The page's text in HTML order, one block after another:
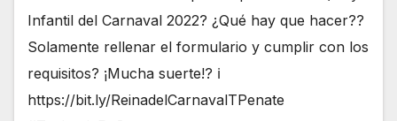
Infantil del Carnaval 2022? ¿Qué hay que hacer??
Solamente rellenar el formulario y cumplir con los
requisitos? ¡Mucha suerte!? ℹ
https://bit.ly/ReinadelCarnavalTPenate